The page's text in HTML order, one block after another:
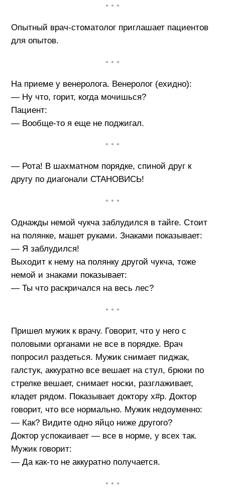
• • •
Опытный врач-стоматолог приглашает пациентов
для опытов.
• • •
На приеме у венеролога. Венеролог (ехидно):
— Ну что, горит, когда мочишься?
Пациент:
— Вообще-то я еще не поджигал.
• • •
— Рота! В шахматном порядке, спиной друг к
другу по диагонали СТАНОВИСЬ!
• • •
Однажды немой чукча заблудился в тайге. Стоит
на полянке, машет руками. Знаками показывает:
— Я заблудился!
Выходит к нему на полянку другой чукча, тоже
немой и знаками показывает:
— Ты что раскричался на весь лес?
• • •
Пришел мужик к врачу. Говорит, что у него с
половыми органами не все в порядке. Врач
попросил раздеться. Мужик снимает пиджак,
галстук, аккуратно все вешает на стул, брюки по
стрелке вешает, снимает носки, разглаживает,
кладет рядом. Показывает доктору х#р. Доктор
говорит, что все нормально. Мужик недоуменно:
— Как? Видите одно яйцо ниже другого?
Доктор успокаивает — все в норме, у всех так.
Мужик говорит:
— Да как-то не аккуратно получается.
• • •